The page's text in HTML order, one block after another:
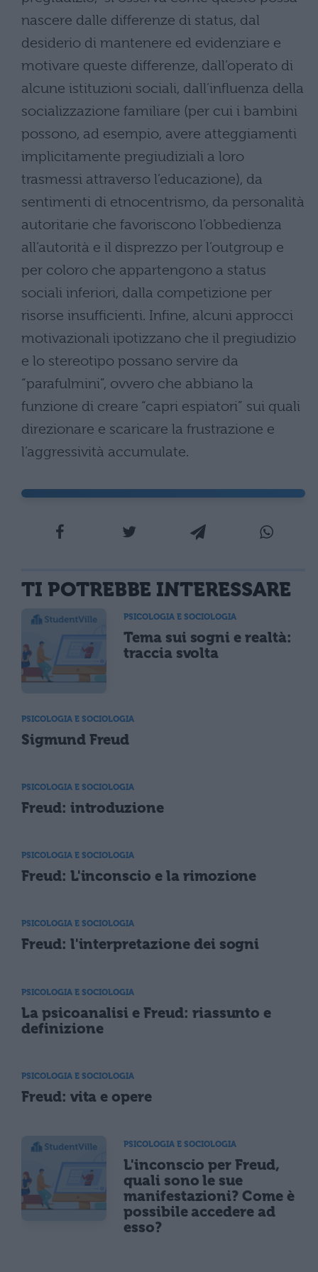
nascere dalle differenze di status, dal
desiderio di mantenere ed evidenziare e
motivare queste differenze, dall’operato di
alcune istituzioni sociali, dall’influenza della
socializzazione familiare (per cui i bambini
possono, ad esempio, avere atteggiamenti
implicitamente pregiudiziali a loro
trasmessi attraverso l’educazione), da
sentimenti di etnocentrismo, da personalità
autoritarie che favoriscono l’obbedienza
all’autorità e il disprezzo per l’outgroup e
per coloro che appartengono a status
sociali inferiori, dalla competizione per
risorse insufficienti. Infine, alcuni approcci
motivazionali ipotizzano che il pregiudizio
e lo stereotipo possano servire da
“parafulmini”, ovvero che abbiano la
funzione di creare “capri espiatori” sui quali
direzionare e scaricare la frustrazione e
l’aggressività accumulate.
TI POTREBBE INTERESSARE
PSICOLOGIA E SOCIOLOGIA
Tema sui sogni e realtà:
traccia svolta
PSICOLOGIA E SOCIOLOGIA
Sigmund Freud
PSICOLOGIA E SOCIOLOGIA
Freud: introduzione
PSICOLOGIA E SOCIOLOGIA
Freud: L'inconscio e la rimozione
PSICOLOGIA E SOCIOLOGIA
Freud: l'interpretazione dei sogni
PSICOLOGIA E SOCIOLOGIA
La psicoanalisi e Freud: riassunto e
definizione
PSICOLOGIA E SOCIOLOGIA
Freud: vita e opere
PSICOLOGIA E SOCIOLOGIA
L'inconscio per Freud,
quali sono le sue
manifestazioni? Come è
possibile accedere ad
esso?